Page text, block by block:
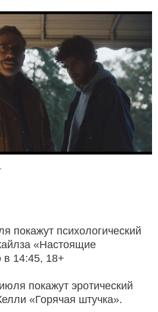
покажут психологический
«Настоящие
в 14:45, 18+
покажут эротический
«Горячая штучка».